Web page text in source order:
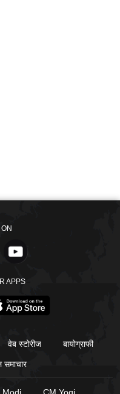
APPS
वेब स्टोरीज बायोग्राफी
समाचार
Modi CM Yogi